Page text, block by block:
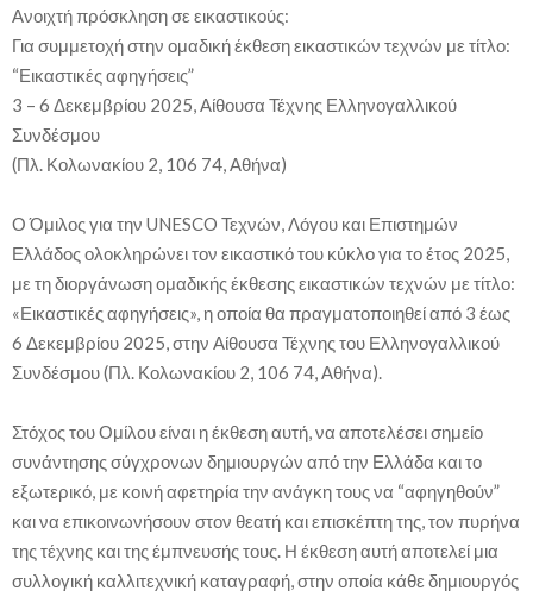
Ανοιχτή πρόσκληση σε εικαστικούς:
Για συμμετοχή στην ομαδική έκθεση εικαστικών τεχνών με τίτλο:
“Εικαστικές αφηγήσεις”
3 – 6 Δεκεμβρίου 2025, Αίθουσα Τέχνης Ελληνογαλλικού
Συνδέσμου
(Πλ. Κολωνακίου 2, 106 74, Αθήνα)
Ο Όμιλος για την UNESCO Τεχνών, Λόγου και Επιστημών
Ελλάδος ολοκληρώνει τον εικαστικό του κύκλο για το έτος 2025,
με τη διοργάνωση ομαδικής έκθεσης εικαστικών τεχνών με τίτλο:
«Εικαστικές αφηγήσεις», η οποία θα πραγματοποιηθεί από 3 έως
6 Δεκεμβρίου 2025, στην Αίθουσα Τέχνης του Ελληνογαλλικού
Συνδέσμου (Πλ. Κολωνακίου 2, 106 74, Αθήνα).
Στόχος του Ομίλου είναι η έκθεση αυτή, να αποτελέσει σημείο
συνάντησης σύγχρονων δημιουργών από την Ελλάδα και το
εξωτερικό, με κοινή αφετηρία την ανάγκη τους να “αφηγηθούν”
και να επικοινωνήσουν στον θεατή και επισκέπτη της, τον πυρήνα
της τέχνης και της έμπνευσής τους. Η έκθεση αυτή αποτελεί μια
συλλογική καλλιτεχνική καταγραφή, στην οποία κάθε δημιουργός